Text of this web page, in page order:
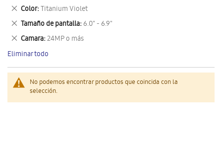
No podemos encontrar productos que coincida con la
selección.
este
artículo
Color Titanium Violet
Eliminar
este
artículo
Tamaño de pantalla 6.0" - 6.9"
Eliminar
este
artículo
Camara 24MP o más
Eliminar
este
artículo
Eliminar todo